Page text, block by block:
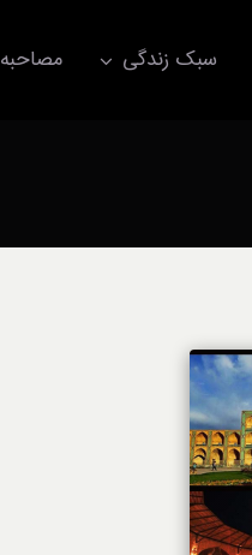
سبک زندگی
آداب معاشرت
ورزش/ سلامت/ زیبایی
تکنولوژی
خودرو
مصاحبه